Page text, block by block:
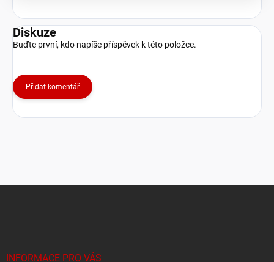
Diskuze
Buďte první, kdo napíše příspěvek k této položce.
Přidat komentář
INFORMACE PRO VÁS